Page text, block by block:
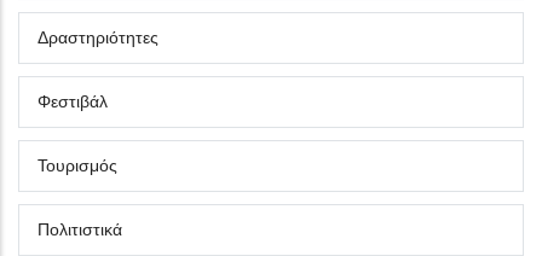
Δραστηριότητες
Φεστιβάλ
Τουρισμός
Πολιτιστικά